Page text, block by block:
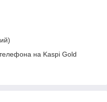
на Kaspi Gold